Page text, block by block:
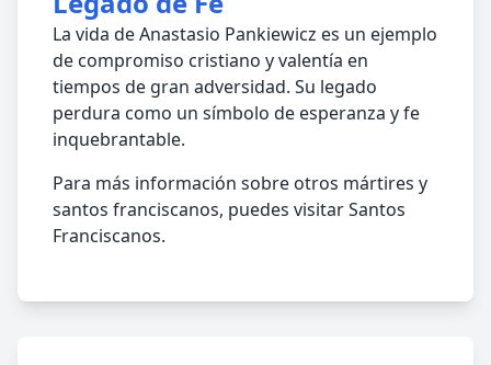
La vida de Anastasio Pankiewicz es un ejemplo
de compromiso cristiano y valentía en
tiempos de gran adversidad. Su legado
perdura como un símbolo de esperanza y fe
inquebrantable.
Para más información sobre otros mártires y
santos franciscanos, puedes visitar Santos
Franciscanos.